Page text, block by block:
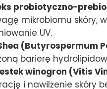
probiotyczno-
mikrobiomu skóry,
UV.
(Butyrospermum
barierę
winogron (Vitis
i nawilżenie skóry